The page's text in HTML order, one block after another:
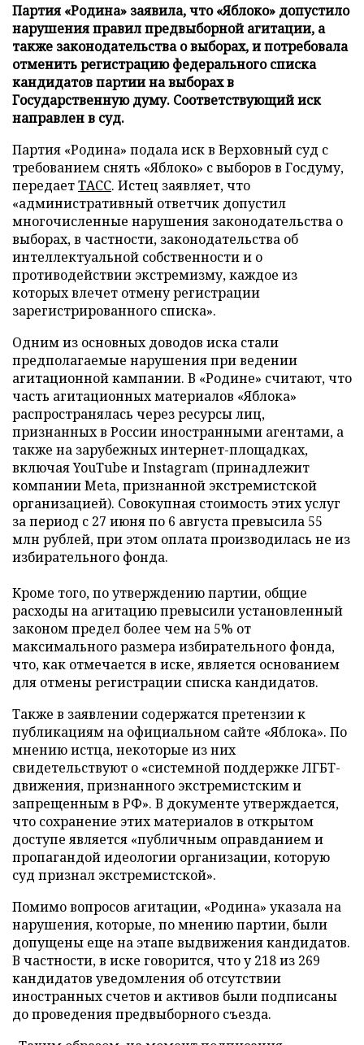
Партия «Родина» заявила, что «Яблоко» допустило
нарушения правил предвыборной агитации, а
также законодательства о выборах, и потребовала
отменить регистрацию федерального списка
кандидатов партии на выборах в
Государственную думу. Соответствующий иск
направлен в суд.
Партия «Родина» подала иск в Верховный суд с
требованием снять «Яблоко» с выборов в Госдуму,
передаетТАСС. Истец заявляет, что
«административный ответчик допустил
многочисленные нарушения законодательства о
выборах, в частности, законодательства об
интеллектуальной собственности и о
противодействии экстремизму, каждое из
которых влечет отмену регистрации
зарегистрированного списка».
Одним из основных доводов иска стали
предполагаемые нарушения при ведении
агитационной кампании. В «Родине» считают, что
часть агитационных материалов «Яблока»
распространялась через ресурсы лиц,
признанных в России иностранными агентами, а
также на зарубежных интернет-площадках,
включая YouTube и Instagram (принадлежит
компании Meta, признанной экстремистской
организацией). Совокупная стоимость этих услуг
за период с 27 июня по 6 августа превысила 55
млн рублей, при этом оплата производилась не из
избирательного фонда.
Кроме того, по утверждению партии, общие
расходы на агитацию превысили установленный
законом предел более чем на 5% от
максимального размера избирательного фонда,
что, как отмечается в иске, является основанием
для отмены регистрации списка кандидатов.
Также в заявлении содержатся претензии к
публикациям на официальном сайте «Яблока». По
мнению истца, некоторые из них
свидетельствуют о «системной поддержке ЛГБТ-
движения, признанного экстремистским и
запрещенным в РФ». В документе утверждается,
что сохранение этих материалов в открытом
доступе является «публичным оправданием и
пропагандой идеологии организации, которую
суд признал экстремистской».
Помимо вопросов агитации, «Родина» указала на
нарушения, которые, по мнению партии, были
допущены еще на этапе выдвижения кандидатов.
В частности, в иске говорится, что у 218 из 269
кандидатов уведомления об отсутствии
иностранных счетов и активов были подписаны
до проведения предвыборного съезда.